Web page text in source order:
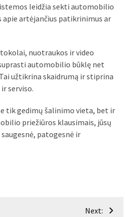
leidžia sekti automobilio
artėjančius patikrinimus ar
nuotraukos ir video
automobilio būklę net
užtikrina skaidrumą ir stiprina
serviso.
tik gedimų šalinimo vieta, bet ir
priežiūros klausimais, jūsų
patogesnė ir
Next: